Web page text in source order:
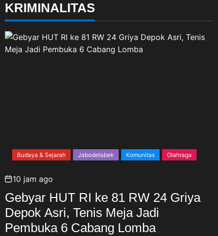
KRIMINALITAS
Budaya & Sejarah Jabodetabek Komunitas Olahraga
10 jam ago
Gebyar HUT RI ke 81 RW 24 Griya
Depok Asri, Tenis Meja Jadi
Pembuka 6 Cabang Lomba